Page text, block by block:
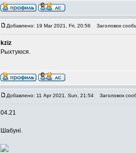
Добавлено: 19 Mar 2021, Fri, 20:56 Заголовок
kziz
Рыхтуюся.
Добавлено: 11 Apr 2021, Sun, 21:54 Заголовок
04.21
Шабуні.